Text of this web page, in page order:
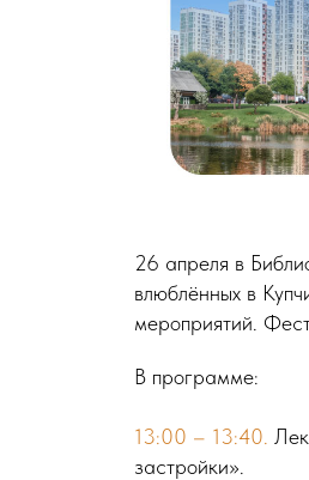
26 апреля в
влюблённых в
мероприятий.
В программе:
13:00 – 13:40.
застройки».